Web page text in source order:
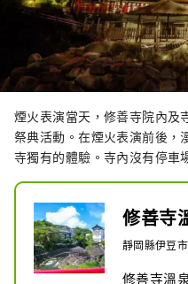
煙火表演當天，修善寺院內及
祭典活動。在煙火表演前後，
寺獨有的體驗。寺內沒有停車
修善寺
靜岡縣伊豆
修善寺溫